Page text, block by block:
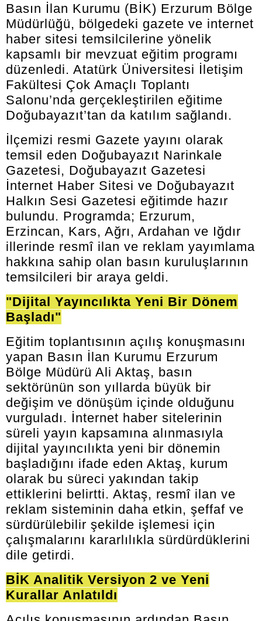
Basın İlan Kurumu (BİK) Erzurum Bölge
Müdürlüğü, bölgedeki gazete ve internet
haber sitesi temsilcilerine yönelik
kapsamlı bir mevzuat eğitim programı
düzenledi. Atatürk Üniversitesi İletişim
Fakültesi Çok Amaçlı Toplantı
Salonu’nda gerçekleştirilen eğitime
Doğubayazıt’tan da katılım sağlandı.
İlçemizi resmi Gazete yayını olarak
temsil eden Doğubayazıt Narinkale
Gazetesi, Doğubayazıt Gazetesi
İnternet Haber Sitesi ve Doğubayazıt
Halkın Sesi Gazetesi eğitimde hazır
bulundu. Programda; Erzurum,
Erzincan, Kars, Ağrı, Ardahan ve Iğdır
illerinde resmî ilan ve reklam yayımlama
hakkına sahip olan basın kuruluşlarının
temsilcileri bir araya geldi.
"Dijital Yayıncılıkta Yeni Bir Dönem
Başladı"
Eğitim toplantısının açılış konuşmasını
yapan Basın İlan Kurumu Erzurum
Bölge Müdürü Ali Aktaş, basın
sektörünün son yıllarda büyük bir
değişim ve dönüşüm içinde olduğunu
vurguladı. İnternet haber sitelerinin
süreli yayın kapsamına alınmasıyla
dijital yayıncılıkta yeni bir dönemin
başladığını ifade eden Aktaş, kurum
olarak bu süreci yakından takip
ettiklerini belirtti. Aktaş, resmî ilan ve
reklam sisteminin daha etkin, şeffaf ve
sürdürülebilir şekilde işlemesi için
çalışmalarını kararlılıkla sürdürdüklerini
dile getirdi.
BİK Analitik Versiyon 2 ve Yeni
Kurallar Anlatıldı